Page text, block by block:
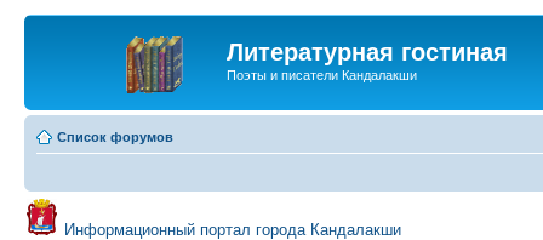
Литературная гостиная
Поэты и писатели Кандалакши
Список форумов
Информационный портал города Кандалакши